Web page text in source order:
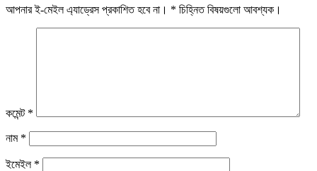
আপনার ই-মেইল এ্যাড্রেস প্রকাশিত হবে না। * চিহ্নিত বিষয়গুলো আবশ্যক।
কমেন্ট *
নাম *
ইমেইল *